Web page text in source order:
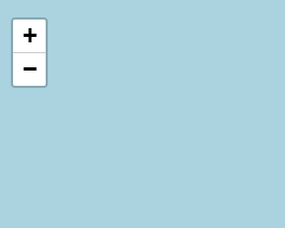
+
−